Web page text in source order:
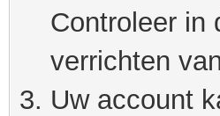
Controleer in
verrichten
Uw account